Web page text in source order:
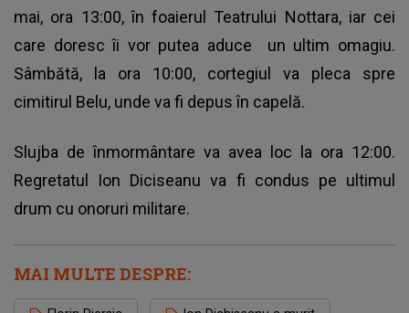
mai, ora 13:00, în foaierul Teatrului Nottara, iar cei
care doresc îi vor putea aduce un ultim omagiu.
Sâmbătă, la ora 10:00, cortegiul va pleca spre
cimitirul Belu, unde va fi depus în capelă.
Slujba de înmormântare va avea loc la ora 12:00.
Regretatul Ion Diciseanu va fi condus pe ultimul
drum cu onoruri militare.
MAI MULTE DESPRE: